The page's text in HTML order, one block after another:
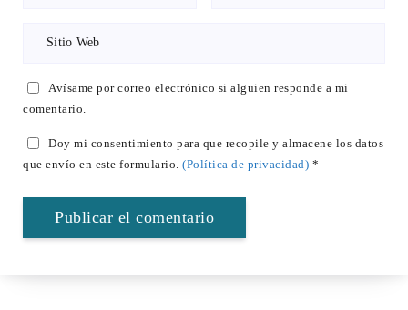
Avísame por correo electrónico si alguien responde a mi
comentario.
Doy mi consentimiento para que recopile y almacene los datos
que envío en este formulario. (Política de privacidad) *